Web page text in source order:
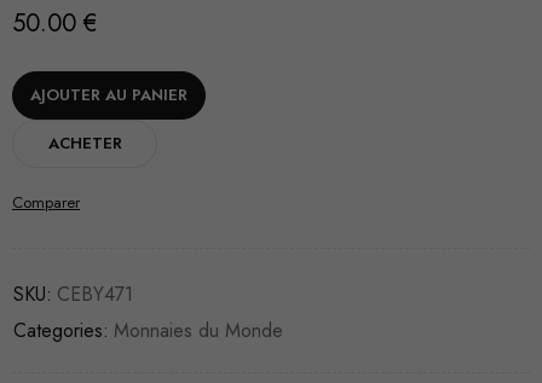
50.00 €
AJOUTER AU PANIER
ACHETER
Comparer
SKU: CEBY471
Categories: Monnaies du Monde